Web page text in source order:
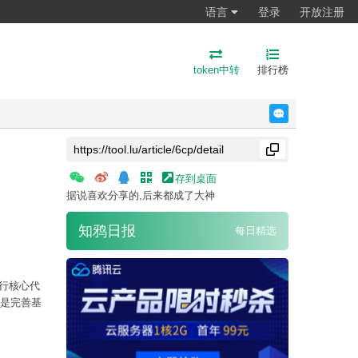
语言 登录 开放注册
token中转 排行榜
核心代
完善基
存到桌面
据说喜欢分享的,后来都成了大神
知鸦日报 每日精选